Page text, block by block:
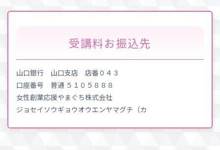
受講料お振込先
山口銀行 山口支店 店番０４３
口座番号 普通 ５１０５８８８
女性創業応援やまぐち株式会社
ジョセイソウギョウオウエンヤマグチ（カ